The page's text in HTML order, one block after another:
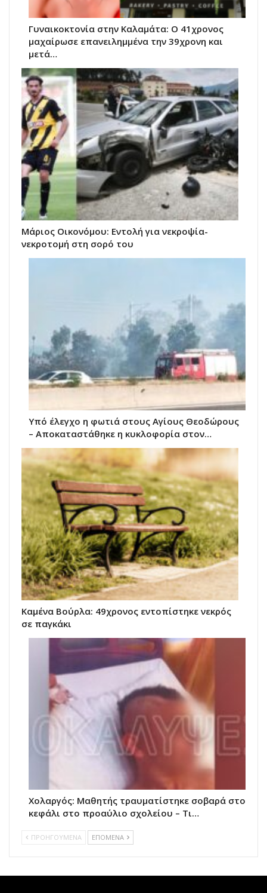
Γυναικοκτονία στην Καλαμάτα: Ο 41χρονος
μαχαίρωσε επανειλημμένα την 39χρονη και
μετά…
Μάριος Οικονόμου: Εντολή για νεκροψία-
νεκροτομή στη σορό του
Υπό έλεγχο η φωτιά στους Αγίους Θεοδώρους
– Αποκαταστάθηκε η κυκλοφορία στον…
Καμένα Βούρλα: 49χρονος εντοπίστηκε νεκρός
σε παγκάκι
Χολαργός: Μαθητής τραυματίστηκε σοβαρά στο
κεφάλι στο προαύλιο σχολείου – Τι…
ΠΡΟΗΓΟΥΜΕΝΑ ΕΠΟΜΕΝΑ